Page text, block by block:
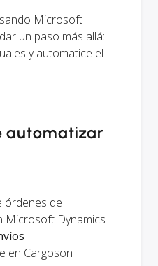
Microsoft
un paso más allá:
y automatice el
automatizar
órdenes de
Microsoft Dynamics
en Cargoson